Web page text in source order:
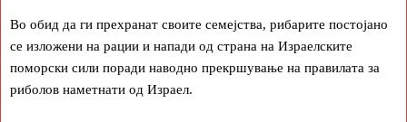
Во обид да ги прехранат своите семејства, рибарите постојано
се изложени на рации и напади од страна на Израелските
поморски сили поради наводно прекршување на правилата за
риболов наметнати од Израел.